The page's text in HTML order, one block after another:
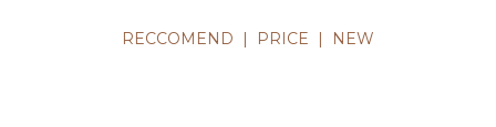
RECCOMEND | PRICE | NEW